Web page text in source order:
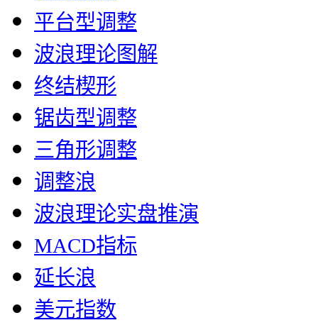
平台型调整
波浪理论图解
终结楔形
锯齿型调整
三角形调整
调整浪
波浪理论实盘推演
MACD指标
延长浪
美元指数